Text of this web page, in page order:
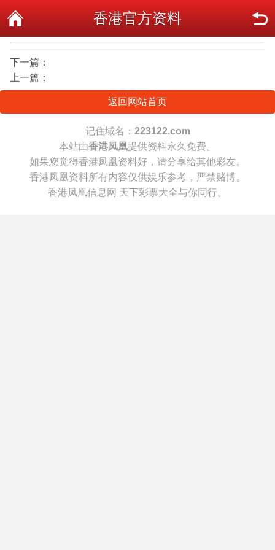
香港官方资料
下一篇：
上一篇：
返回网站首页
记住域名： 223122.com
本站由香港凤凰提供资料永久免费。
如果您觉得香港凤凰资料好，请分享给其他彩友。
香港凤凰资料所有内容仅供娱乐参考，严禁赌博。
香港凤凰信息网 天下彩票大全与你同行。